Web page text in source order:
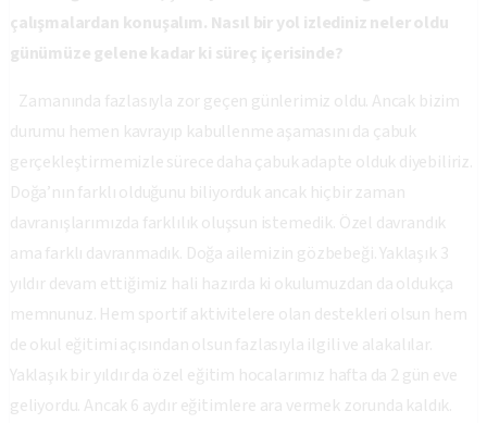
çalışmalardan konuşalım. Nasıl bir yol izlediniz neler oldu
günümüze gelene kadar ki süreç içerisinde?
Zamanında fazlasıyla zor geçen günlerimiz oldu. Ancak bizim
durumu hemen kavrayıp kabullenme aşamasını da çabuk
gerçekleştirmemizle sürece daha çabuk adapte olduk diyebiliriz.
Doğa’nın farklı olduğunu biliyorduk ancak hiçbir zaman
davranışlarımızda farklılık oluşsun istemedik. Özel davrandık
ama farklı davranmadık. Doğa ailemizin gözbebeği. Yaklaşık 3
yıldır devam ettiğimiz hali hazırda ki okulumuzdan da oldukça
memnunuz. Hem sportif aktivitelere olan destekleri olsun hem
de okul eğitimi açısından olsun fazlasıyla ilgili ve alakalılar.
Yaklaşık bir yıldır da özel eğitim hocalarımız hafta da 2 gün eve
geliyordu. Ancak 6 aydır eğitimlere ara vermek zorunda kaldık.